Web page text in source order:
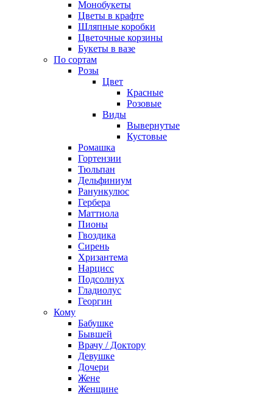
Монобукеты
Цветы в крафте
Шляпные коробки
Цветочные корзины
Букеты в вазе
По сортам
Розы
Цвет
Красные
Розовые
Виды
Вывернутые
Кустовые
Ромашка
Гортензии
Тюльпан
Дельфиниум
Ранункулюс
Гербера
Маттиола
Пионы
Гвоздика
Сирень
Хризантема
Нарцисс
Подсолнух
Гладиолус
Георгин
Кому
Бабушке
Бывшей
Врачу / Доктору
Девушке
Дочери
Жене
Женщине